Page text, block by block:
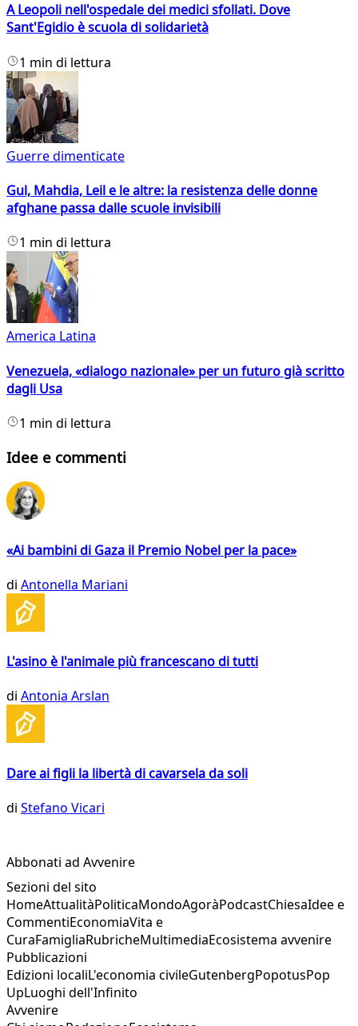
A Leopoli nell'ospedale dei medici sfollati. Dove
Sant'Egidio è scuola di solidarietà
1 min di lettura
Guerre dimenticate
Gul, Mahdia, Leil e le altre: la resistenza delle donne
afghane passa dalle scuole invisibili
1 min di lettura
America Latina
Venezuela, «dialogo nazionale» per un futuro già scritto
dagli Usa
1 min di lettura
Idee e commenti
«Ai bambini di Gaza il Premio Nobel per la pace»
di Antonella Mariani
L'asino è l'animale più francescano di tutti
di Antonia Arslan
Dare ai figli la libertà di cavarsela da soli
di Stefano Vicari
Abbonati ad Avvenire
Sezioni del sito
HomeAttualitàPoliticaMondoAgoràPodcastChiesaIdee e
CommentiEconomiaVita e
CuraFamigliaRubricheMultimediaEcosistema avvenire
Pubblicazioni
Edizioni localiL'economia civileGutenbergPopotusPop
UpLuoghi dell'Infinito
Avvenire